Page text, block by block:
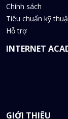
Chính sách
Tiêu chuẩn kỹ
Hỗ trợ
INTERNET
GIỚI THIỆU